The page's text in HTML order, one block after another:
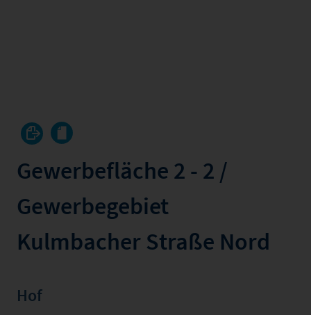
Gewerbefläche 2 - 2 /
Gewerbegebiet
Kulmbacher Straße Nord
Hof